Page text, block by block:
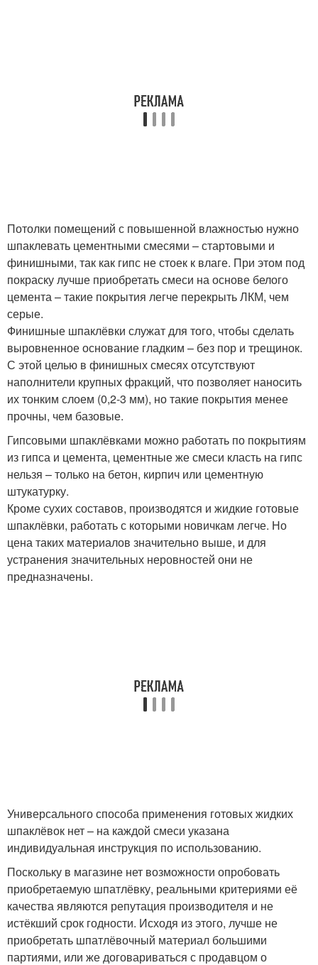
Потолки помещений с повышенной влажностью нужно
шпаклевать цементными смесями – стартовыми и
финишными, так как гипс не стоек к влаге. При этом под
покраску лучше приобретать смеси на основе белого
цемента – такие покрытия легче перекрыть ЛКМ, чем
серые.
Финишные шпаклёвки служат для того, чтобы сделать
выровненное основание гладким – без пор и трещинок.
С этой целью в финишных смесях отсутствуют
наполнители крупных фракций, что позволяет наносить
их тонким слоем (0,2-3 мм), но такие покрытия менее
прочны, чем базовые.
Гипсовыми шпаклёвками можно работать по покрытиям
из гипса и цемента, цементные же смеси класть на гипс
нельзя – только на бетон, кирпич или цементную
штукатурку.
Кроме сухих составов, производятся и жидкие готовые
шпаклёвки, работать с которыми новичкам легче. Но
цена таких материалов значительно выше, и для
устранения значительных неровностей они не
предназначены.
Универсального способа применения готовых жидких
шпаклёвок нет – на каждой смеси указана
индивидуальная инструкция по использованию.
Поскольку в магазине нет возможности опробовать
приобретаемую шпатлёвку, реальными критериями её
качества являются репутация производителя и не
истёкший срок годности. Исходя из этого, лучше не
приобретать шпатлёвочный материал большими
партиями, или же договариваться с продавцом о